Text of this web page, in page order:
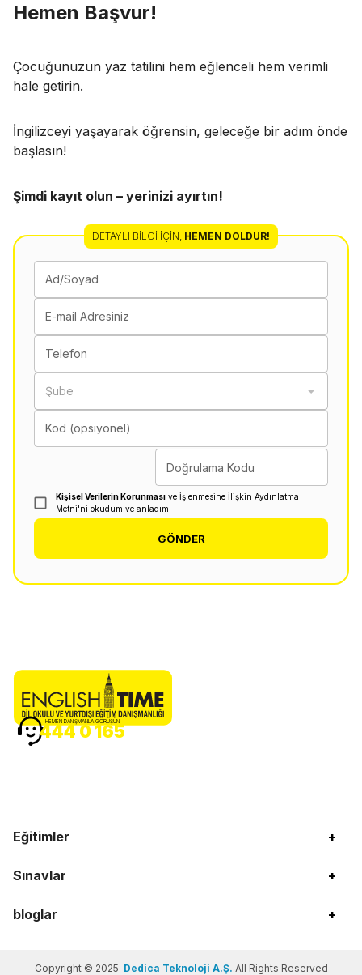
Hemen Başvur!
Çocuğunuzun yaz tatilini hem eğlenceli hem verimli
hale getirin.
İngilizceyi yaşayarak öğrensin, geleceğe bir adım önde
başlasın!
Şimdi kayıt olun – yerinizi ayırtın!
DETAYLI BILGI İÇIN, HEMEN DOLDUR!
Ad/Soyad
E-mail Adresiniz
Telefon
Şube
Kod (opsiyonel)
Doğrulama Kodu
Kişisel Verilerin Korunması ve İşlenmesine İlişkin Aydınlatma
Metni'ni okudum ve anladım.
GÖNDER
Eğitimler +
Sınavlar +
bloglar +
HEMEN DANIŞMANLA GÖRÜŞÜN
444 0 165
Copyright © 2025 Dedica Teknoloji A.Ş. All Rights Reserved